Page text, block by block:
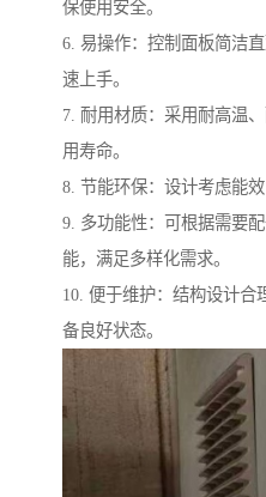
保使用安全。
6. 易操作：控制面板简洁
速上手。
7. 耐用材质：采用耐高温
用寿命。
8. 节能环保：设计考虑能效
9. 多功能性：可根据需要
能，满足多样化需求。
10. 便于维护：结构设计合
备良好状态。